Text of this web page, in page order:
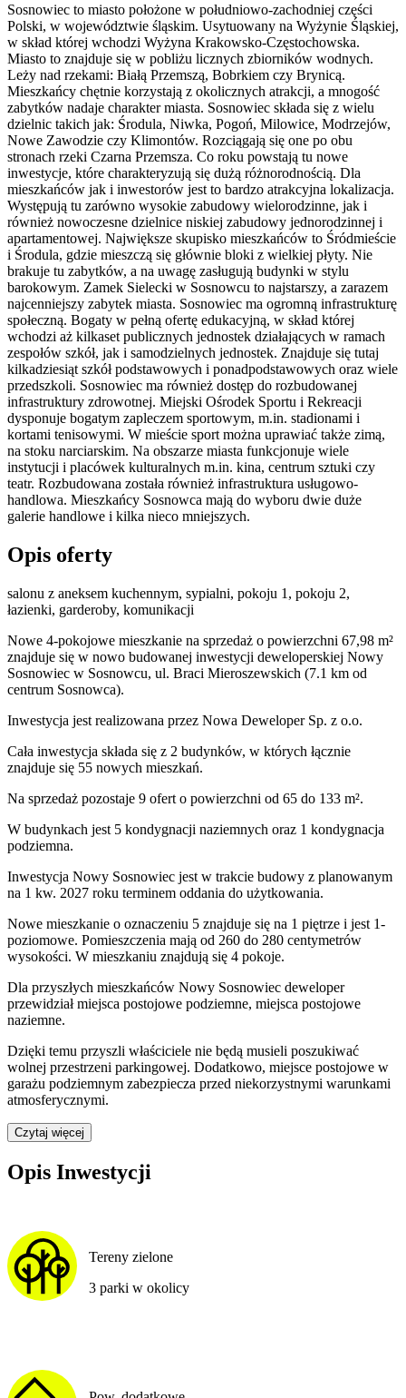
Sosnowiec to miasto położone w południowo-zachodniej części
Polski, w województwie śląskim. Usytuowany na Wyżynie Śląskiej,
w skład której wchodzi Wyżyna Krakowsko-Częstochowska.
Miasto to znajduje się w pobliżu licznych zbiorników wodnych.
Leży nad rzekami: Białą Przemszą, Bobrkiem czy Brynicą.
Mieszkańcy chętnie korzystają z okolicznych atrakcji, a mnogość
zabytków nadaje charakter miasta. Sosnowiec składa się z wielu
dzielnic takich jak: Środula, Niwka, Pogoń, Milowice, Modrzejów,
Nowe Zawodzie czy Klimontów. Rozciągają się one po obu
stronach rzeki Czarna Przemsza. Co roku powstają tu nowe
inwestycje, które charakteryzują się dużą różnorodnością. Dla
mieszkańców jak i inwestorów jest to bardzo atrakcyjna lokalizacja.
Występują tu zarówno wysokie zabudowy wielorodzinne, jak i
również nowoczesne dzielnice niskiej zabudowy jednorodzinnej i
apartamentowej. Największe skupisko mieszkańców to Śródmieście
i Środula, gdzie mieszczą się głównie bloki z wielkiej płyty. Nie
brakuje tu zabytków, a na uwagę zasługują budynki w stylu
barokowym. Zamek Sielecki w Sosnowcu to najstarszy, a zarazem
najcenniejszy zabytek miasta. Sosnowiec ma ogromną infrastrukturę
społeczną. Bogaty w pełną ofertę edukacyjną, w skład której
wchodzi aż kilkaset publicznych jednostek działających w ramach
zespołów szkół, jak i samodzielnych jednostek. Znajduje się tutaj
kilkadziesiąt szkół podstawowych i ponadpodstawowych oraz wiele
przedszkoli. Sosnowiec ma również dostęp do rozbudowanej
infrastruktury zdrowotnej. Miejski Ośrodek Sportu i Rekreacji
dysponuje bogatym zapleczem sportowym, m.in. stadionami i
kortami tenisowymi. W mieście sport można uprawiać także zimą,
na stoku narciarskim. Na obszarze miasta funkcjonuje wiele
instytucji i placówek kulturalnych m.in. kina, centrum sztuki czy
teatr. Rozbudowana została również infrastruktura usługowo-
handlowa. Mieszkańcy Sosnowca mają do wyboru dwie duże
galerie handlowe i kilka nieco mniejszych.
Opis oferty
salonu z aneksem kuchennym, sypialni, pokoju 1, pokoju 2,
łazienki, garderoby, komunikacji
Nowe 4-pokojowe mieszkanie na sprzedaż o powierzchni 67,98 m²
znajduje się w nowo budowanej inwestycji deweloperskiej Nowy
Sosnowiec w Sosnowcu, ul. Braci Mieroszewskich (7.1 km od
centrum Sosnowca).
Inwestycja jest realizowana przez Nowa Deweloper Sp. z o.o.
Cała inwestycja składa się z 2 budynków, w których łącznie
znajduje się 55 nowych mieszkań.
Na sprzedaż pozostaje 9 ofert o powierzchni od 65 do 133 m².
W budynkach jest 5 kondygnacji naziemnych oraz 1 kondygnacja
podziemna.
Inwestycja Nowy Sosnowiec jest w trakcie budowy z planowanym
na 1 kw. 2027 roku terminem oddania do użytkowania.
Nowe mieszkanie o oznaczeniu 5 znajduje się na 1 piętrze i jest 1-
poziomowe. Pomieszczenia mają od 260 do 280 centymetrów
wysokości. W mieszkaniu znajdują się 4 pokoje.
Dla przyszłych mieszkańców Nowy Sosnowiec deweloper
przewidziałmiejsca postojowe podziemne, miejsca postojowe
naziemne.
Dzięki temu przyszli właściciele nie będą musieli poszukiwać
wolnej przestrzeni parkingowej. Dodatkowo, miejsce postojowe w
garażu podziemnym zabezpiecza przed niekorzystnymi warunkami
atmosferycznymi.
Czytaj więcej
Opis Inwestycji
Tereny zielone
3 parki w okolicy